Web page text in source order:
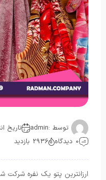
توسط :admin
تاریخ
0 دیدگاه
2936 بازدید
ارزانترین پتو یک نفره